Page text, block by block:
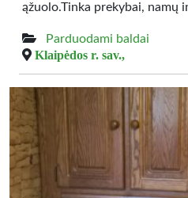
ąžuolo.Tinka prekybai, namų
Parduodami baldai
Klaipėdos r. sav.,